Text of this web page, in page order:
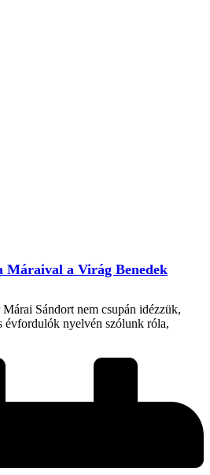
Máraival a Virág Benedek
Sándort nem csupán idézzük,
évfordulók nyelvén szólunk róla,